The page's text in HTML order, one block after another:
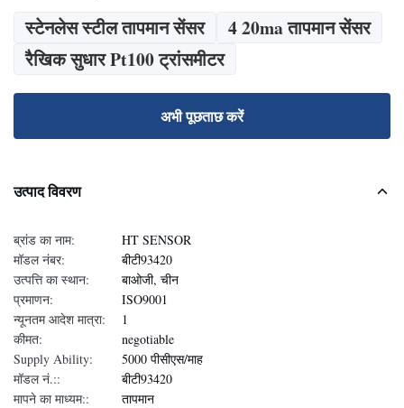
स्टेनलेस स्टील तापमान सेंसर
4 20ma तापमान सेंसर
रैखिक सुधार Pt100 ट्रांसमीटर
अभी पूछताछ करें
उत्पाद विवरण
ब्रांड का नाम:
HT SENSOR
मॉडल नंबर:
बीटी93420
उत्पत्ति का स्थान:
बाओजी, चीन
प्रमाणन:
ISO9001
न्यूनतम आदेश मात्रा:
1
कीमत:
negotiable
Supply Ability:
5000 पीसीएस/माह
मॉडल नं.::
बीटी93420
मापने का माध्यम::
तापमान